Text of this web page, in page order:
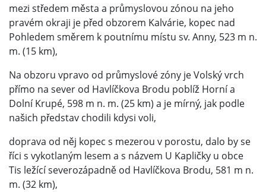
mezi středem města a průmyslovou zónou na jeho
pravém okraji je před obzorem Kalvárie, kopec nad
Pohledem směrem k poutnímu místu sv. Anny, 523 m n.
m. (15 km),
Na obzoru vpravo od průmyslové zóny je Volský vrch
přímo na sever od Havlíčkova Brodu poblíž Horní a
Dolní Krupé, 598 m n. m. (25 km) a je mírný, jak podle
našich představ chodili kdysi voli,
doprava od něj kopec s mezerou v porostu, dalo by se
říci s vykotlaným lesem a s názvem U Kapličky u obce
Tis ležící severozápadně od Havlíčkova Brodu, 581 m n.
m. (32 km),